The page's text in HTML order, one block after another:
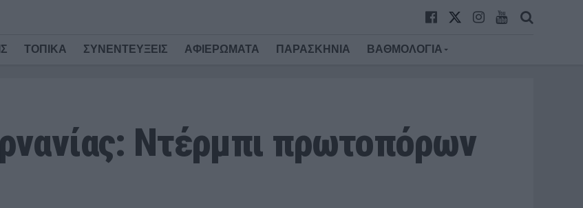
ΤΟΠΙΚΑ ΣΥΝΕΝΤΕΥΞΕΙΣ ΑΦΙΕΡΩΜΑΤΑ ΠΑΡΑΣΚΗΝΙΑ ΒΑΘΜΟΛΟΓΙΑ
Ντέρμπι πρωτοπόρων